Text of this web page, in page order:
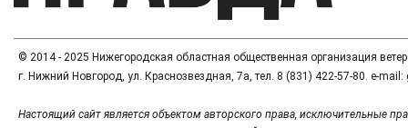
© 2014 - 2025 Нижегородская областная общественная организация
г. Нижний Новгород, ул. Краснозвездная, 7а, тел. 8 (831) 422-57-80. e-
Настоящий сайт является объектом авторского права, исключительные